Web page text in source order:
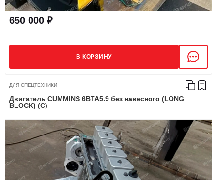
650 000 ₽
В КОРЗИНУ
ДЛЯ СПЕЦТЕХНИКИ
Двигатель CUMMINS 6BTA5.9 без навесного (LONG
BLOCK) (C)